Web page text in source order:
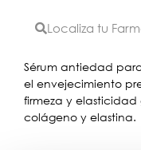
Localiza tu
Sérum antiedad
el envejecimiento
firmeza y
colágeno y elastina.